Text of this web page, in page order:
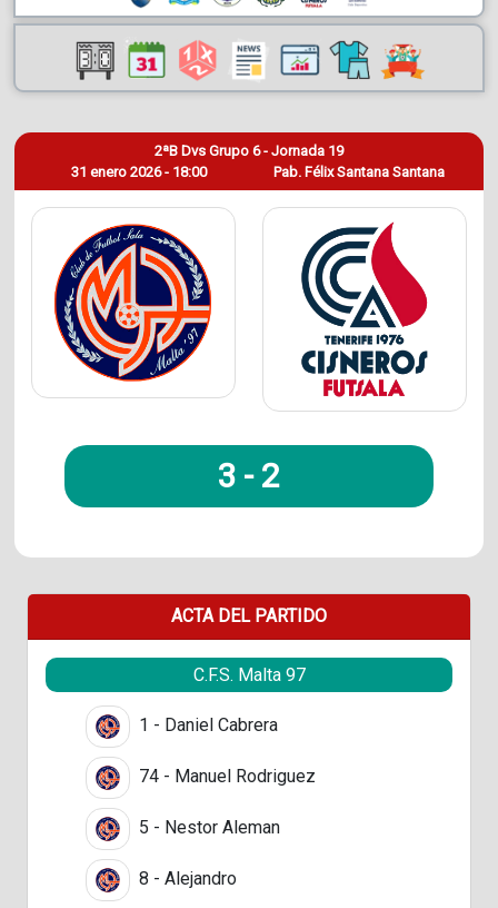
31 enero 2026 - 18:00
2ªB Dvs Grupo 6 - Jornada 19
Pab. Félix Santana Santana
3 - 2
ACTA DEL PARTIDO
C.F.S. Malta 97
1 - Daniel Cabrera
74 - Manuel Rodriguez
5 - Nestor Aleman
8 - Alejandro